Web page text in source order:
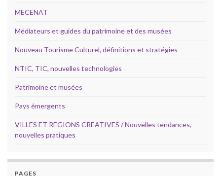
MECENAT
Médiateurs et guides du patrimoine et des musées
Nouveau Tourisme Culturel, définitions et stratégies
NTIC, TIC, nouvelles technologies
Patrimoine et musées
Pays émergents
VILLES ET REGIONS CREATIVES / Nouvelles tendances,
nouvelles pratiques
PAGES